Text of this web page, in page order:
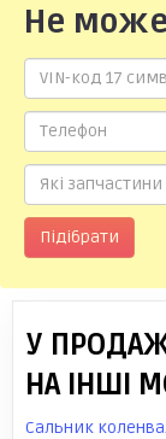
Не
Підібрати
У
НА ІНШІ
Сальник